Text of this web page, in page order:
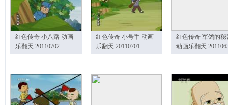
红色传奇 小八路 动画
乐翻天 20110702
红色传奇 小号手 动画
乐翻天 20110701
红色传奇 军鸽的秘
动画乐翻天